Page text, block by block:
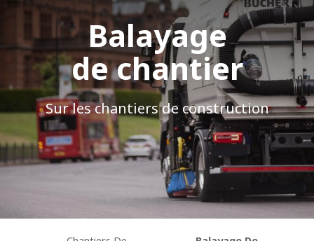
Balayage
de chantier
Sur les chantiers de construction